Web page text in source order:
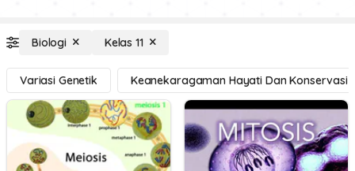
Biologi Kelas 11
Variasi Genetik Keanekaragaman Hayati Dan Konservasi